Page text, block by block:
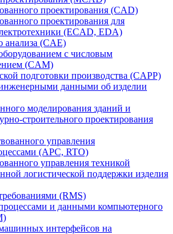
проектирования (CAD)
проектирования для
(ECAD, EDA)
анализа (CAE)
с числовым
(CAM)
подготовки производства (CAPP)
данными об изделии
моделирования зданий и
строительного проектирования
управления
(APC, RTO)
управления техникой
логистической поддержки изделия
(RMS)
и данными компьютерного
интерфейсов на